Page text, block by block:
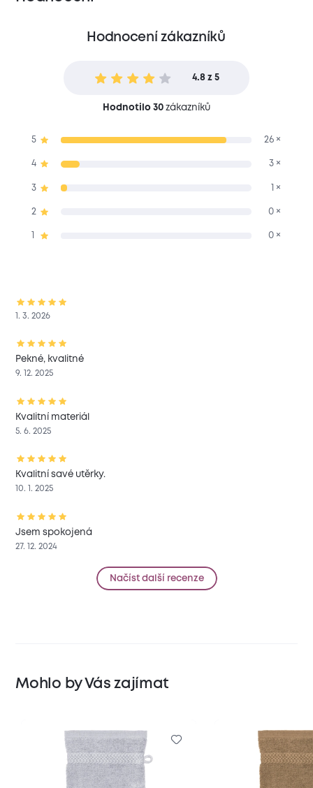
Hodnocení zákazníků
4.8 z 5
Hodnotilo 30zákazníků
5 26 ×
4 3 ×
3 1 ×
2 0 ×
0 ×
1. 3. 2026
Pekné, kvalitné
9. 12. 2025
Kvalitní materiál
5. 6. 2025
Kvalitní savé utěrky.
10. 1. 2025
Jsem spokojená
27. 12. 2024
Načíst další recenze
Mohlo by Vás zajímat